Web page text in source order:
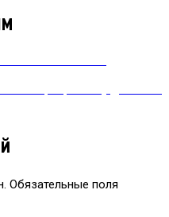
Обязательные поля